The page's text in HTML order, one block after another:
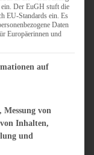
& QUICHES
Der EuGH stuft die
EU-Standards ein. Es
Daten
Europäerinnen und
Transparency and Consent
auf
von
Inhalten,
und